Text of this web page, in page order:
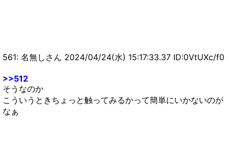
561: 名無しさん 2024/04/24(水) 15:17:33.37 ID:0VtUXc/f0
>>512
そうなのか
こういうときちょっと触ってみるかって簡単にいかないのが
なぁ